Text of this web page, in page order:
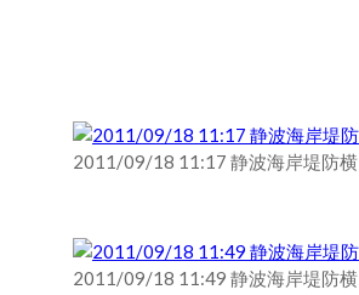
2011/09/18 11:17 静波海岸堤防横
2011/09/18 11:49 静波海岸堤防横